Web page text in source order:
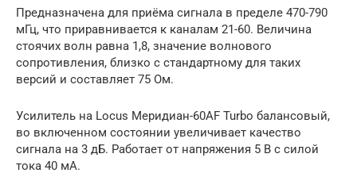
Предназначена для приёма сигнала в пределе 470-790
мГц, что приравнивается к каналам 21-60. Величина
стоячих волн равна 1,8, значение волнового
сопротивления, близко с стандартному для таких
версий и составляет 75 Ом.
Усилитель на Locus Мeридиан-60AF Turbo балансовый,
во включенном состоянии увеличивает качество
сигнала на 3 дБ. Работает от напряжения 5 В с силой
тока 40 мА.